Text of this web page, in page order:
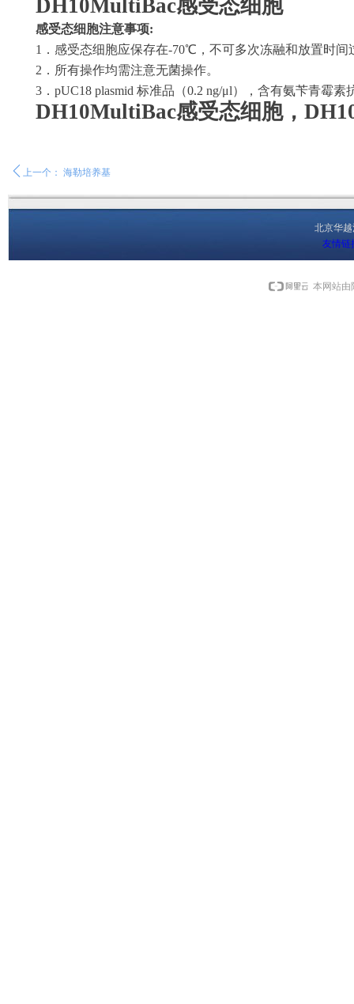
ꄴ 上一个： 海勒培养基
DH10MultiBac感受态细胞
感受态细胞注意事项:
1．感受态细胞应保存在-70℃，不可多次冻融和放置时
2．所有操作均需注意无菌操作。
3．pUC18 plasmid 标准品（0.2 ng/μl），含有氨苄青霉
DH10MultiBac感受态细胞，
北京华
友情链
本网站由